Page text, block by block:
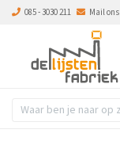
085 - 3030 211 Mail ons